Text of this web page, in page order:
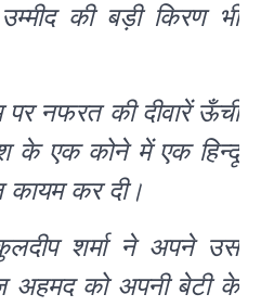
की बड़ी किरण भी
नफरत की दीवारें ऊँची
के एक कोने में एक हिन्दू
कायम कर दी।
शर्मा ने अपने उस
अहमद को अपनी बेटी के